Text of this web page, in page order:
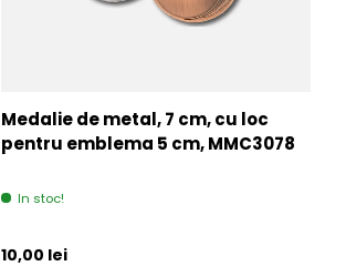
Medalie de metal, 7 cm, cu loc
pentru emblema 5 cm, MMC3078
In stoc!
Pret initial
10,00 lei